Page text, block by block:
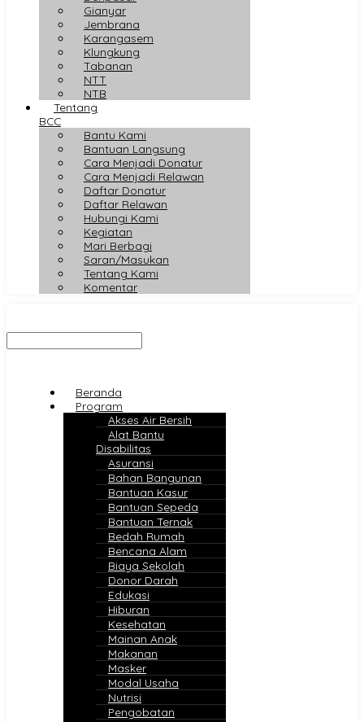
Gianyar
Jembrana
Karangasem
Klungkung
Tabanan
NTT
NTB
Tentang
BCC
Bantu Kami
Bantuan Langsung
Cara Menjadi Donatur
Cara Menjadi Relawan
Daftar Donatur
Daftar Relawan
Hubungi Kami
Kegiatan
Mari Berbagi
Saran/Masukan
Tentang Kami
Komentar
Beranda
Program
Akses Air Bersih
Alat Bantu
Disabilitas
Asuransi
Bahan Bangunan
Bantuan Kasur
Bantuan Sepeda
Bantuan Ternak
Bedah Rumah
Bencana Alam
Biaya Sekolah
Donor Darah
Edukasi
Hiburan
Kesehatan
Mainan Anak
Makanan
Masker
Modal Usaha
Nutrisi
Pengobatan